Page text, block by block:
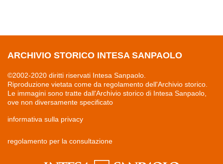
ARCHIVIO STORICO INTESA SANPAOLO
©2002-2020 diritti riservati Intesa Sanpaolo.
Riproduzione vietata come da regolamento dell'Archivio storico.
Le immagini sono tratte dall'Archivio storico di Intesa Sanpaolo,
ove non diversamente specificato
informativa sulla privacy
regolamento per la consultazione